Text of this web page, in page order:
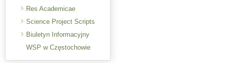
Res Academicae
Science Project Scripts
Biuletyn Informacyjny
WSP w Częstochowie